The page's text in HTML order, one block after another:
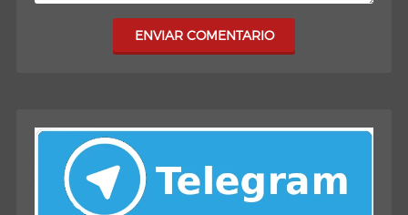
ENVIAR COMENTARIO